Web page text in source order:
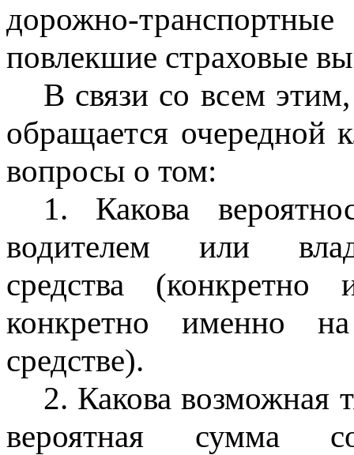
дорожно-
повлекшие страховые
В связи со всем
обращается очередной
вопросы о том:
1. Какова
водителем или
средства
конкретно именно
средстве).
2. Какова возможная
вероятная сумма